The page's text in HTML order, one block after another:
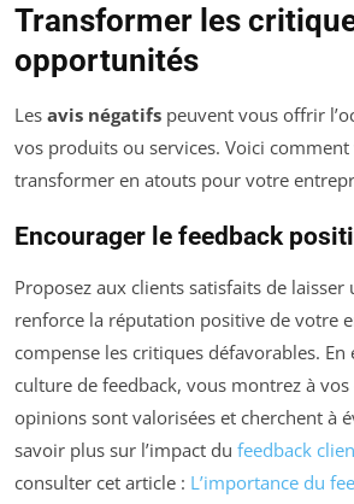
Transformer les
opportunités
Les avis négatifs peuvent vous offrir
vos produits ou services. Voici
transformer en atouts pour votre
Encourager le feedback
Proposez aux clients satisfaits de laisser
renforce la réputation positive de votre
compense les critiques défavorables. En
culture de feedback, vous montrez à
opinions sont valorisées et cherchent à
savoir plus sur l’impact du feedback
consulter cet article : L’importance du